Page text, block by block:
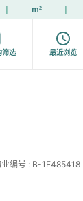
m²
筛选 最近浏览
编号 : B-1E485418